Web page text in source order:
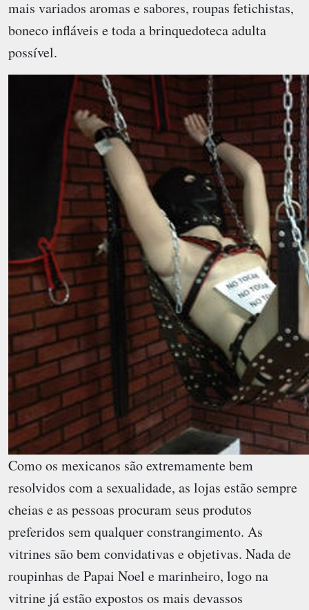
mais variados aromas e sabores, roupas fetichistas,
boneco infláveis e toda a brinquedoteca adulta
possível.
Como os mexicanos são extremamente bem
resolvidos com a sexualidade, as lojas estão sempre
cheias e as pessoas procuram seus produtos
preferidos sem qualquer constrangimento. As
vitrines são bem convidativas e objetivas. Nada de
roupinhas de Papai Noel e marinheiro, logo na
vitrine já estão expostos os mais devassos